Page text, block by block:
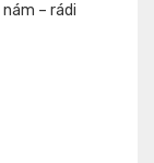
– rádi